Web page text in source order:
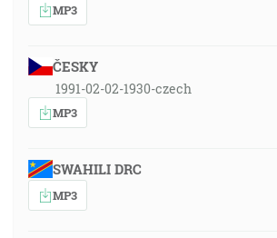
MP3
ČESKY
1991-02-02-1930-czech
MP3
SWAHILI DRC
MP3